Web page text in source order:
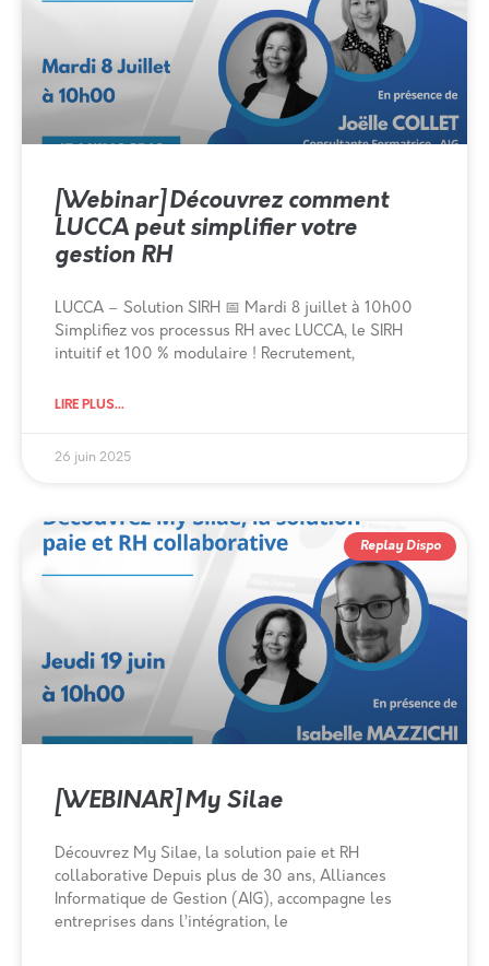
[Webinar] Découvrez comment
LUCCA peut simplifier votre
gestion RH
LUCCA – Solution SIRH 📅 Mardi 8 juillet à 10h00
Simplifiez vos processus RH avec LUCCA, le SIRH
intuitif et 100 % modulaire ! Recrutement,
LIRE PLUS...
26 juin 2025
Replay Dispo
[WEBINAR] My Silae
Découvrez My Silae, la solution paie et RH
collaborative Depuis plus de 30 ans, Alliances
Informatique de Gestion (AIG), accompagne les
entreprises dans l’intégration, le